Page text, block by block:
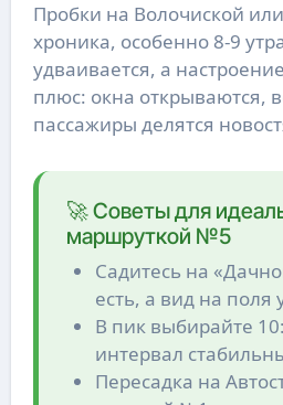
Пробки на Волочиской
хроника, особенно 8-9
удваивается, а
плюс: окна открываются,
пассажиры делятся
🚀 Советы для
маршруткой №5
Садитесь на
есть, а вид на поля
В пик выбирайте
интервал
Пересадка на